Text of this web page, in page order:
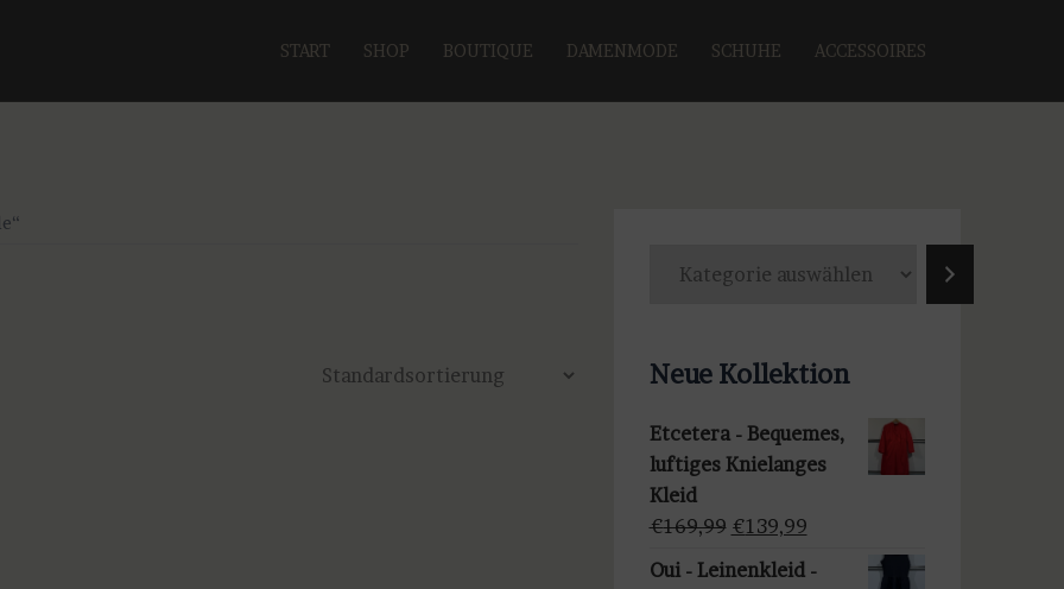
START SHOP BOUTIQUE DAMENMODE SCHUHE ACCESSOIRES
g
r
i
e
a
u
Neue Kollektion
Etcetera - Bequemes,
luftiges Knielanges
Kleid
€169,99 Ursprünglicher
Preis
€139,99Aktueller
Oui - Leinenkleid -